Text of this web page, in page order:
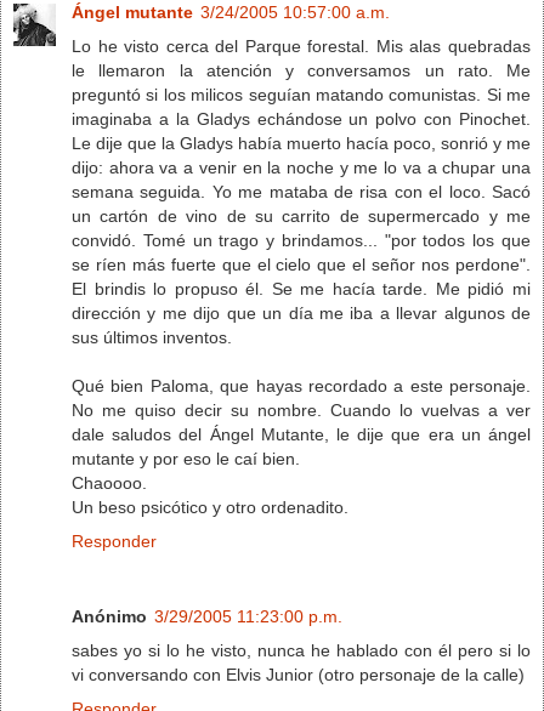
Ángel mutante 3/24/2005 10:57:00 a.m.
Lo he visto cerca del Parque forestal. Mis alas quebradas
le llemaron la atención y conversamos un rato. Me
preguntó si los milicos seguían matando comunistas. Si me
imaginaba a la Gladys echándose un polvo con Pinochet.
Le dije que la Gladys había muerto hacía poco, sonrió y me
dijo: ahora va a venir en la noche y me lo va a chupar una
semana seguida. Yo me mataba de risa con el loco. Sacó
un cartón de vino de su carrito de supermercado y me
convidó. Tomé un trago y brindamos... "por todos los que
se ríen más fuerte que el cielo que el señor nos perdone".
El brindis lo propuso él. Se me hacía tarde. Me pidió mi
dirección y me dijo que un día me iba a llevar algunos de
sus últimos inventos.
Qué bien Paloma, que hayas recordado a este personaje.
No me quiso decir su nombre. Cuando lo vuelvas a ver
dale saludos del Ángel Mutante, le dije que era un ángel
mutante y por eso le caí bien.
Chaoooo.
Un beso psicótico y otro ordenadito.
Responder
Anónimo 3/29/2005 11:23:00 p.m.
sabes yo si lo he visto, nunca he hablado con él pero si lo
vi conversando con Elvis Junior (otro personaje de la calle)